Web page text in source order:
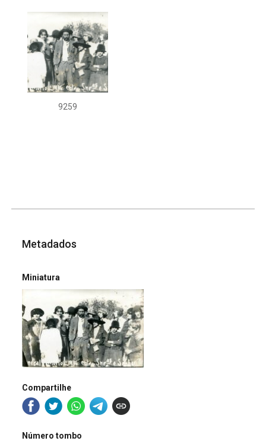
9259
Metadados
Miniatura
Compartilhe
Número tombo